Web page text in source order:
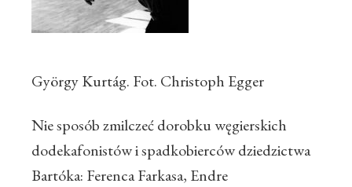
György Kurtág. Fot. Christoph Egger
Nie sposób zmilczeć dorobku węgierskich
dodekafonistów i spadkobierców dziedzictwa
Bartóka: Ferenca Farkasa, Endre